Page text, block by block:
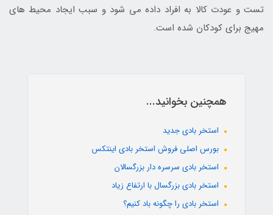
تست و عودت کالا به افراد داده می شود و سبب ایجاد محیط های
مهیج برای کودکان شده است.
همچنین بخوانید...
استخر بادی جدید
بورس اصلی فروش استخر بادی اینتکس
استخر بادی سرسره دار بزرگسالان
استخر بادی بزرگسال با ارتفاع زیاد
استخر بادی را چگونه باد کنیم؟